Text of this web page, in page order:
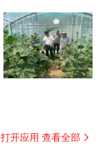
打开应用 查看全部